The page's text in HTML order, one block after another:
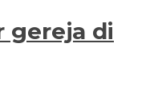
gereja di